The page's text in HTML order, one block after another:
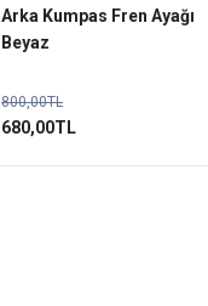
Arka Kumpas Fren Ayağı
Beyaz
800,00TL
680,00TL